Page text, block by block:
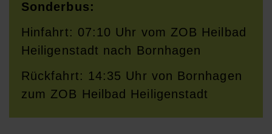
Sonderbus:
Hinfahrt: 07:10 Uhr vom ZOB Heilbad
Heiligenstadt nach Bornhagen
Rückfahrt: 14:35 Uhr von Bornhagen
zum ZOB Heilbad Heiligenstadt